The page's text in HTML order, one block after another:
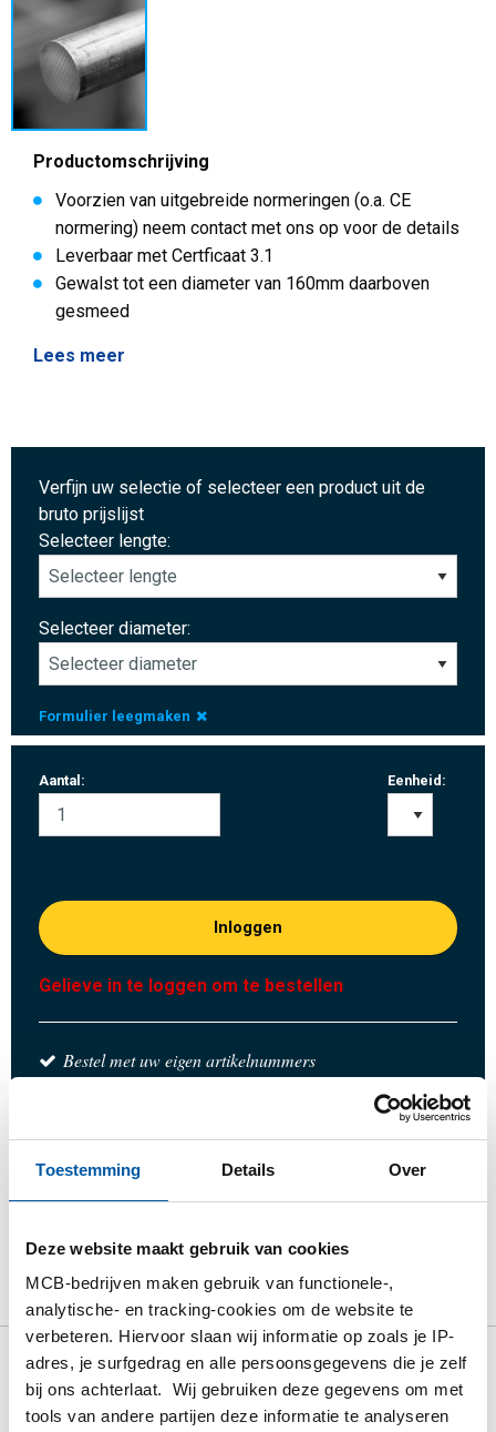
Toestemming Details Over
Deze website maakt gebruik van cookies
MCB-bedrijven maken gebruik van functionele-,
analytische- en tracking-cookies om de website te
verbeteren. Hiervoor slaan wij informatie op zoals je IP-
adres, je surfgedrag en alle persoonsgegevens die je zelf
bij ons achterlaat. Wij gebruiken deze gegevens om met
tools van andere partijen deze informatie te analyseren
Productomschrijving
Voorzien van uitgebreide normeringen (o.a. CE
normering) neem contact met ons op voor de details
Leverbaar met Certficaat 3.1
Gewalst tot een diameter van 160mm daarboven
gesmeed
Lees meer
Verfijn uw selectie of selecteer een product uit de
bruto prijslijst
Selecteer lengte:
Selecteer diameter:
Formulier leegmaken
Aantal: Eenheid:
Inloggen
Gelieve in te loggen om te bestellen
Bestel met uw eigen artikelnummers
Product Product omschrijving Bruto prijslijst
Downloads Specificaties
Bruto prijslijst: Rvs 1.4542 17-
4PH warmgewalst rond